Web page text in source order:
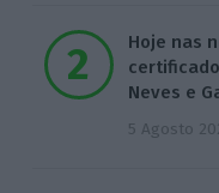
Hoje nas
Neves e
5 Agosto